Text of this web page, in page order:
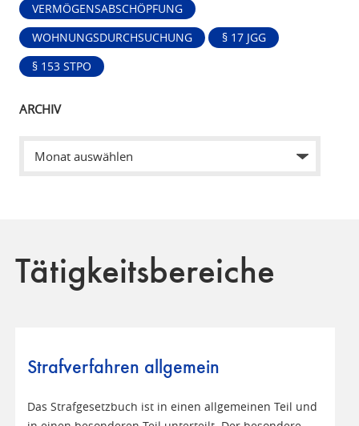
VERMÖGENSABSCHÖPFUNG
WOHNUNGSDURCHSUCHUNG § 17 JGG
§ 153 STPO
ARCHIV
Tätigkeitsbereiche
Strafverfahren allgemein
Das Strafgesetzbuch ist in einen allgemeinen Teil und